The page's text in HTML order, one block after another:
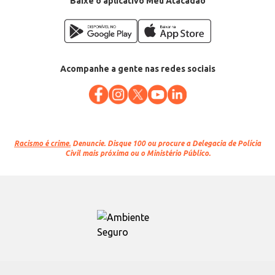
Acompanhe a gente nas redes sociais
Racismo é crime. Denuncie. Disque 100 ou procure a Delegacia de Polícia
Civil mais próxima ou o Ministério Público.